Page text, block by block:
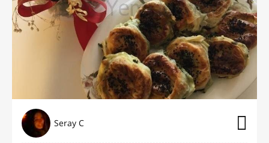
Seray C